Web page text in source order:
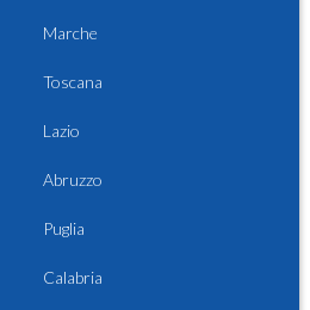
Marche
Toscana
Lazio
Abruzzo
Puglia
Calabria